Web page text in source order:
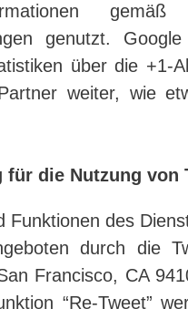
genutzt.
über die +1-
weiter, wie
für die Nutzung von
Funktionen des
durch die
Francisco, CA
“Re-Tweet”